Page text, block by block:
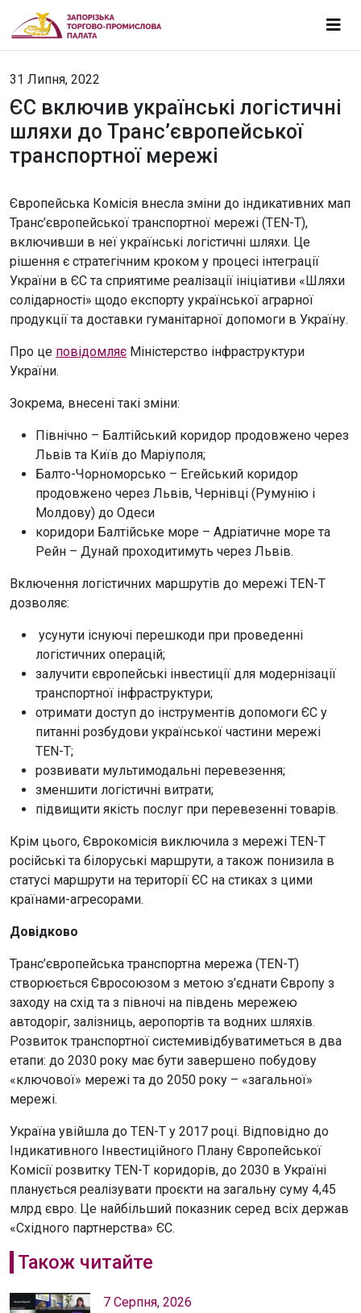
31 Липня, 2022
ЄС включив українські логістичні
шляхи до Транс’європейської
транспортної мережі
Європейська Комісія внесла зміни до індикативних мап
Транс’європейської транспортної мережі (TEN-T),
включивши в неї українські логістичні шляхи. Це
рішення є стратегічним кроком у процесі інтеграції
України в ЄС та сприятиме реалізації ініціативи «Шляхи
солідарності» щодо експорту української аграрної
продукції та доставки гуманітарної допомоги в Україну.
Про це повідомляє Міністерство інфраструктури
України.
Зокрема, внесені такі зміни:
Північно – Балтійський коридор продовжено через
Львів та Київ до Маріуполя;
Балто-Чорноморсько – Егейський коридор
продовжено через Львів, Чернівці (Румунію і
Молдову) до Одеси
коридори Балтійське море – Адріатичне море та
Рейн – Дунай проходитимуть через Львів.
Включення логістичних маршрутів до мережі TEN-T
дозволяє:
усунути існуючі перешкоди при проведенні
логістичних операцій;
залучити європейські інвестиції для модернізації
транспортної інфраструктури;
отримати доступ до інструментів допомоги ЄС у
питанні розбудови української частини мережі
TEN-T;
розвивати мультимодальні перевезення;
зменшити логістичні витрати;
підвищити якість послуг при перевезенні товарів.
Крім цього, Єврокомісія виключила з мережі TEN-T
російські та білоруські маршрути, а також понизила в
статусі маршрути на території ЄС на стиках з цими
країнами-агресорами.
Довідково
Транс’європейська транспортна мережа (TEN-T)
створюється Євросоюзом з метою з’єднати Європу з
заходу на схід та з півночі на південь мережею
автодоріг, залізниць, аеропортів та водних шляхів.
Розвиток транспортної системивідбуватиметься в два
етапи: до 2030 року має бути завершено побудову
«ключової» мережі та до 2050 року – «загальної»
мережі.
Україна увійшла до TEN-T у 2017 році. Відповідно до
Індикативного Інвестиційного Плану Європейської
Комісії розвитку TEN-T коридорів, до 2030 в Україні
планується реалізувати проєкти на загальну суму 4,45
млрд євро. Це найбільший показник серед всіх держав
«Східного партнерства» ЄС.
Також читайте
7 Серпня, 2026